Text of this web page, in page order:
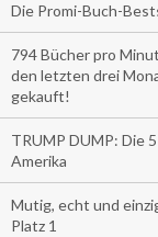
Die Promi-Buch-
794 Bücher pro
den letzten drei
gekauft!
TRUMP DUMP: Die
Amerika
Mutig, echt und
Platz 1